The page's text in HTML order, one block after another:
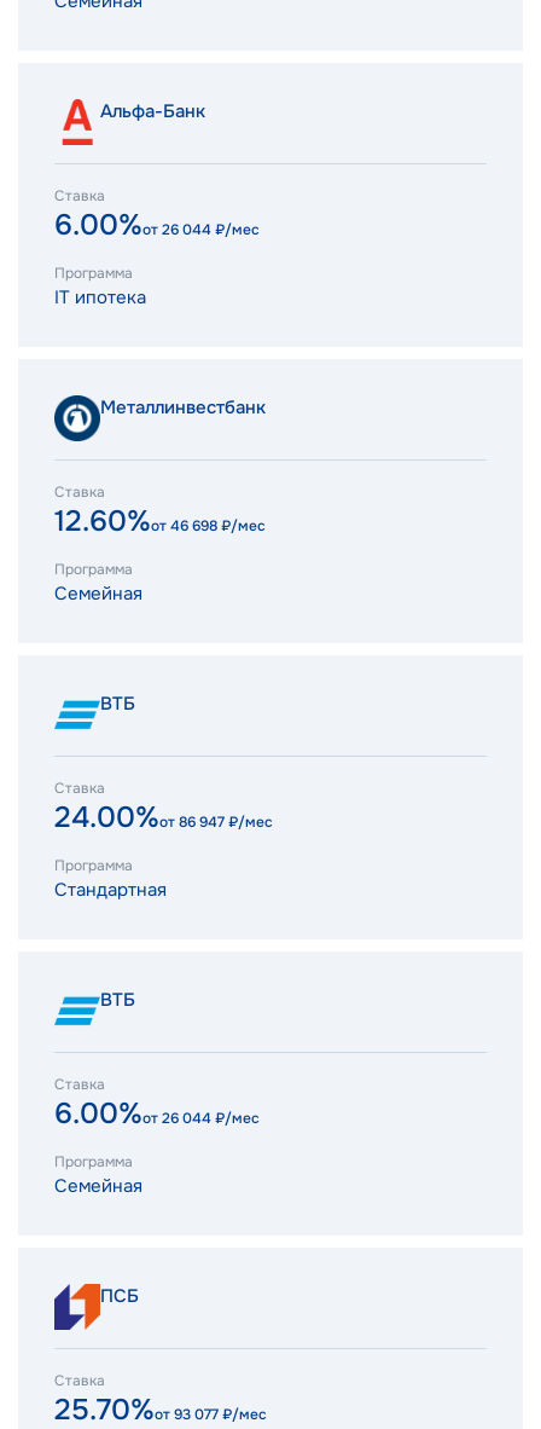
Альфа-Банк
Ставка
6.00%от26 044₽/мес
Программа
IT ипотека
Металлинвестбанк
Ставка
12.60%от46 698₽/мес
Программа
Семейная
ВТБ
Ставка
24.00%от86 947₽/мес
Программа
Стандартная
ВТБ
Ставка
6.00%от26 044₽/мес
Программа
Семейная
ПСБ
Ставка
25.70%от93 077₽/мес